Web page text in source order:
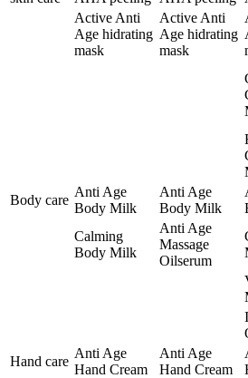
Active Anti
Age hidrating
mask
Active Anti
Age hidrating
mask
Body care
Anti Age
Body Milk
Anti Age
Body Milk
Calming
Body Milk
Anti Age
Massage
Oilserum
Hand care
Anti Age
Hand Cream
Anti Age
Hand Cream